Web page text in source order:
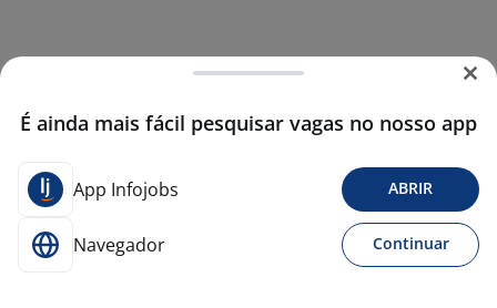
É ainda mais fácil pesquisar vagas no nosso app
App Infojobs ABRIR
Navegador Continuar